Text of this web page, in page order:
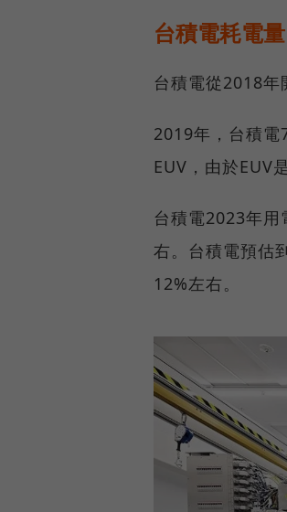
台積電耗電
台積電從2018年
2019年，台積電
EUV，由於EUV
台積電2023年
右。台積電預估
12%左右。